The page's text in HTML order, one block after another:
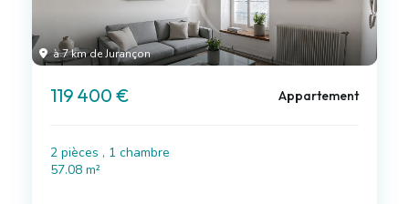
à 7 km de Jurançon
119 400 € Appartement
2 pièces , 1 chambre
57.08 m²